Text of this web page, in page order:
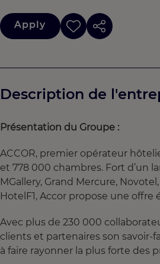
Apply
Description de
Présentation du Groupe :
ACCOR, premier opérateur
et 778 000 chambres. Fort d’un
MGallery, Grand Mercure,
HotelF1, Accor propose une
Avec plus de 230 000
clients et partenaires son savoir-
à faire rayonner la plus forte des